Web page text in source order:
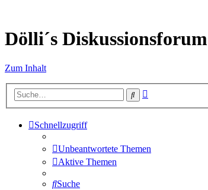
Dölli´s Diskussionsforum
Zum Inhalt
Suche
Schnellzugriff
Unbeantwortete Themen
Aktive Themen
Suche